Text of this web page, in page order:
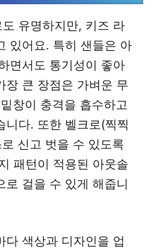
유명하지만, 키즈 라
있어요. 특히 샌들은 아
면서도 통기성이 좋아
장 큰 장점은 가벼운 무
창이 충격을 흡수하고
니다. 또한 벨크로(찍찍
신고 벗을 수 있도록
패턴이 적용된 아웃솔
로 걸을 수 있게 해줍니
다 색상과 디자인을 업